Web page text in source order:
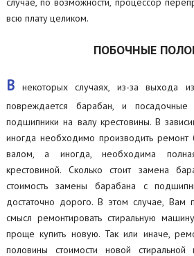
случае, по возможности, процессор
всю плату целиком.
ПОБОЧНЫЕ
В некоторых случаях, из-за выхода
повреждается барабан, и
подшипники на валу крестовины. В
иногда необходимо производить ремонт
валом, а иногда, необходима
крестовиной. Сколько стоит замена
стоимость замены барабана с
достаточно дорого. В этом случае, Вам
смысл ремонтировать стиральную
проще купить новую. Так или иначе,
половины стоимости новой